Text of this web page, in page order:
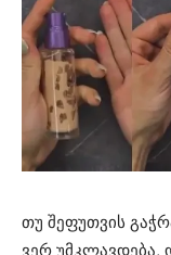
თუ შეფუთვის
ვერ უმკლავდება,